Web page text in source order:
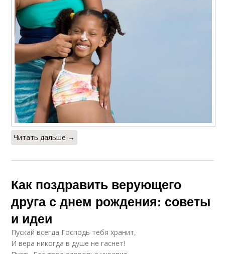
Читать дальше →
Как поздравить верующего
друга с днем рождения: советы
и идеи
Пускай всегда Господь тебя хранит,
И вера никогда в душе не гаснет!